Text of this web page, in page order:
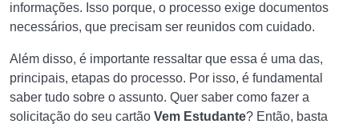
informações. Isso porque, o processo exige documentos
necessários, que precisam ser reunidos com cuidado.
Além disso, é importante ressaltar que essa é uma das,
principais, etapas do processo. Por isso, é fundamental
saber tudo sobre o assunto. Quer saber como fazer a
solicitação do seu cartão Vem Estudante? Então, basta